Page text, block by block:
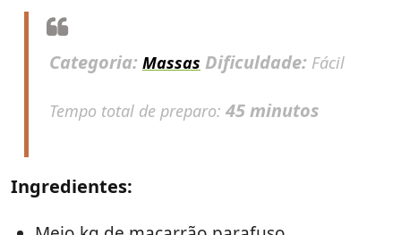
Categoria: Massas Dificuldade: Fácil
Tempo total de preparo: 45 minutos
Ingredientes: